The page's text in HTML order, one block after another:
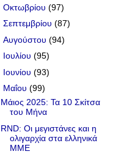
Οκτωβρίου (97)
Σεπτεμβρίου (87)
Αυγούστου (94)
Ιουλίου (95)
Ιουνίου (93)
Μαΐου (99)
Μάιος 2025: Τα 10 Σκίτσα
του Μήνα
RND: Οι μεγιστάνες και η
ολιγαρχία στα ελληνικά
ΜΜΕ